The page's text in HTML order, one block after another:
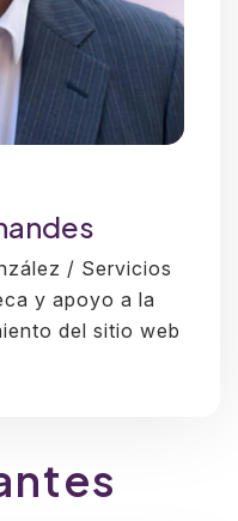
/ Servicios
y apoyo a la
del sitio web